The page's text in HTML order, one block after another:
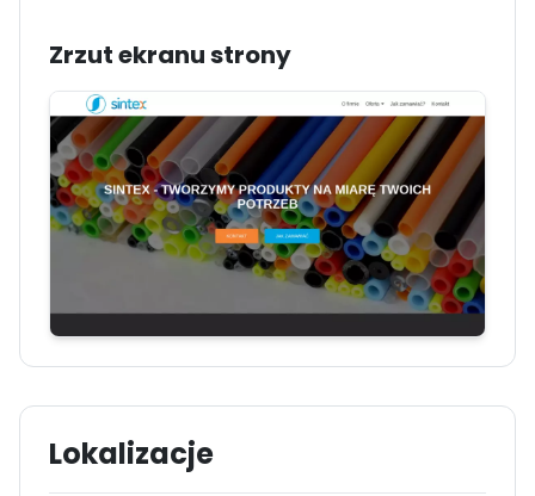
Zrzut ekranu strony
Lokalizacje